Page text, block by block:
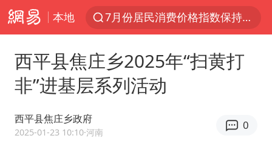
本地
7月份居民消费价格指数保持温和上涨
台湾不是国家不存在“国格”
西平县焦庄乡2025年“扫黄打
非”进基层系列活动
西平县焦庄乡政府
2025-01-23 10:10·河南
0